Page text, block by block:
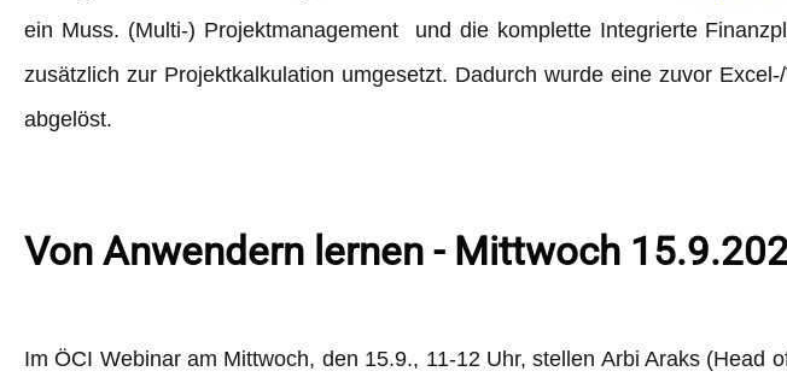
ein Muss. (Multi-) Projektmanagement und die komplette Integrierte
zusätzlich zur Projektkalkulation umgesetzt. Dadurch wurde eine zuvor
abgelöst.
Von Anwendern lernen - Mittwoch
Im ÖCI Webinar am Mittwoch, den 15.9., 11-12 Uhr, stellen Arbi Araks (Head